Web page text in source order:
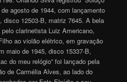
agosto de 1944, com lançamento
disco 12503-B, matriz 7645. A bela
pelo clarinetista Luiz Americano,
ao violão elétrico, em gravação
maio de 1945, disco 15337-B,
do meu relógio” foi lançado pela
de Carmélia Alves, ao lado do